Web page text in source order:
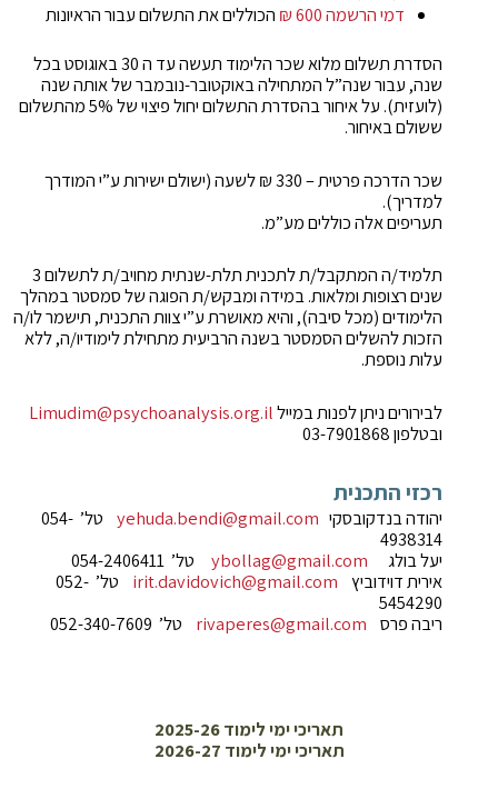
דמי הרשמה 600 ₪
הכוללים את התשלום עבור הראיונות
הסדרת תשלום מלוא שכר הלימוד תעשה עד ה 30 באוגוסט בכל
שנה, עבור שנה”ל המתחילה באוקטובר-נובמבר של אותה שנה
(לועזית). על איחור בהסדרת התשלום יחול פיצוי של 5% מהתשלום
ששולם באיחור.
שכר הדרכה פרטית – 330 ₪ לשעה (ישולם ישירות ע”י המודרך
למדריך).
תעריפים אלה כוללים מע”מ.
תלמיד/ה המתקבל/ת לתכנית תלת-שנתית מחויב/ת לתשלום 3
שנים רצופות ומלאות. במידה ומבקש/ת הפוגה של סמסטר במהלך
הלימודים (מכל סיבה), והיא מאושרת ע”י צוות התכנית, תישמר לו/ה
הזכות להשלים הסמסטר בשנה הרביעית מתחילת לימודיו/ה, ללא
עלות נוספת.
לבירורים ניתן לפנות במיילLimudim@psychoanalysis.org.il
ובטלפון 03-7901868
רכזי התכנית
יהודה בנדקובסקי yehuda.bendi@gmail.com
טל’ 054-
4938314
יעל בולג ybollag@gmail.com טל’ 054-2406411
אירית דוידוביץ irit.davidovich@gmail.com
טל’ 052-
5454290
ריבה פרס rivaperes@gmail.com טל’ 052-340-7609
תאריכי ימי לימוד 2025-26
תאריכי ימי לימוד 2026-27